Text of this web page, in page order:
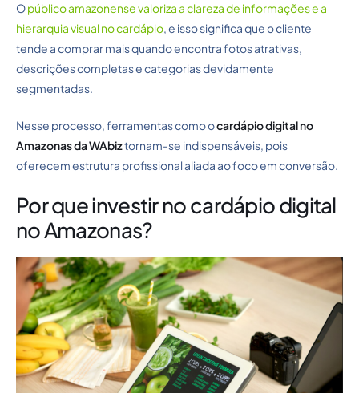
Opúblico amazonense valoriza a clareza de informações e a
hierarquia visual no cardápio, e isso significa que o cliente
tende a comprar mais quando encontra fotos atrativas,
descrições completas e categorias devidamente
segmentadas.
Nesse processo, ferramentas como ocardápio digital no
Amazonas da WAbiztornam-se indispensáveis, pois
oferecem estrutura profissional aliada ao foco em conversão.
Por que investir no cardápio digital
no Amazonas?